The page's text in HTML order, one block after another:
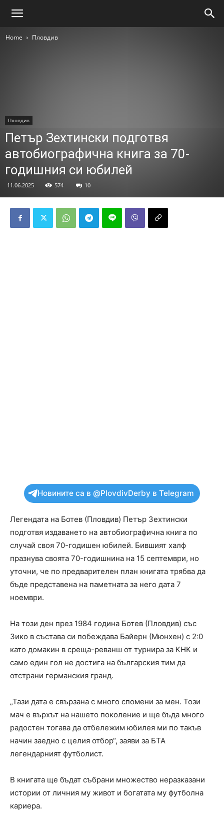
Home Пловдив
Пловдив
Петър Зехтински подготвя
автобиографична книга за 70-
годишния си юбилей
11.06.2025 574 10
Новините са в @PlovdivDerby в Telegram
Легендата на Ботев (Пловдив) Петър Зехтински
подготвя издаването на автобиографична книга по
случай своя 70-годишен юбилей. Бившият халф
празнува своята 70-годишнина на 15 септември, но
уточни, че по предварителен план книгата трябва да
бъде представена на паметната за него дата 7
ноември.
На този ден през 1984 година Ботев (Пловдив) със
Зико в състава си побеждава Байерн (Мюнхен) с 2:0
като домакин в среща-реванш от турнира за КНК и
само един гол не достига на българския тим да
отстрани германския гранд.
„Тази дата е свързана с много спомени за мен. Този
мач е върхът на нашето поколение и ще бъда много
радостен тогава да отбележим юбилея ми по такъв
начин заедно с целия отбор“, заяви за БТА
легендарният футболист.
В книгата ще бъдат събрани множество неразказани
истории от личния му живот и богатата му футболна
кариера.